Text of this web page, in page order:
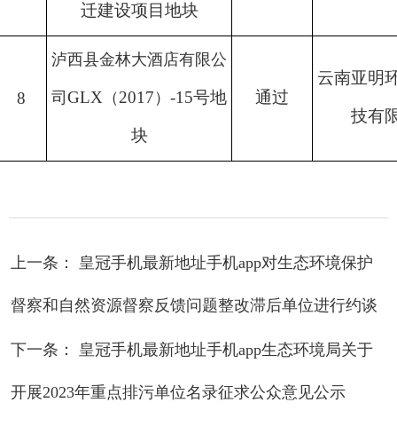
迁建设项目地块
8
泸西县金林大酒店有限公
司 GLX （ 2017 ） -15号地
块
通过
云南亚明
技有
上一条： 皇冠手机最新地址手机app对生态环境保护
督察和自然资源督察反馈问题整改滞后单位进行约谈
下一条： 皇冠手机最新地址手机app生态环境局关于
开展2023年重点排污单位名录征求公众意见公示